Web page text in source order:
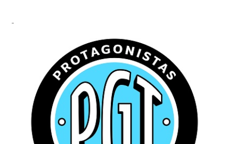
-